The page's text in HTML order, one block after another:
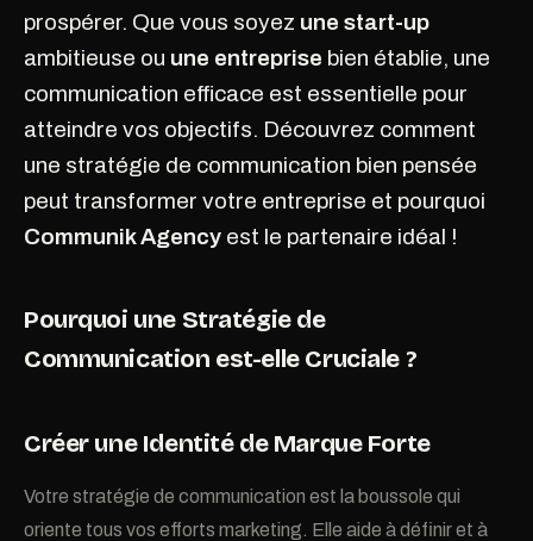
prospérer. Que vous soyez une start-up
ambitieuse ou une entreprise bien établie, une
communication efficace est essentielle pour
atteindre vos objectifs. Découvrez comment
une stratégie de communication bien pensée
peut transformer votre entreprise et pourquoi
Communik Agency est le partenaire idéal !
Pourquoi une Stratégie de
Communication est-elle Cruciale ?
Créer une Identité de Marque Forte
Votre stratégie de communication est la boussole qui
oriente tous vos efforts marketing. Elle aide à définir et à